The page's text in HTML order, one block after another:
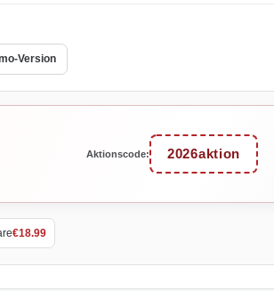
Version
Aktionscode: 2026aktion
€18.99